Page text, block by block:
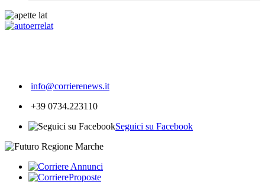
info@corrierenews.it
+39 0734.223110
Seguici su Facebook